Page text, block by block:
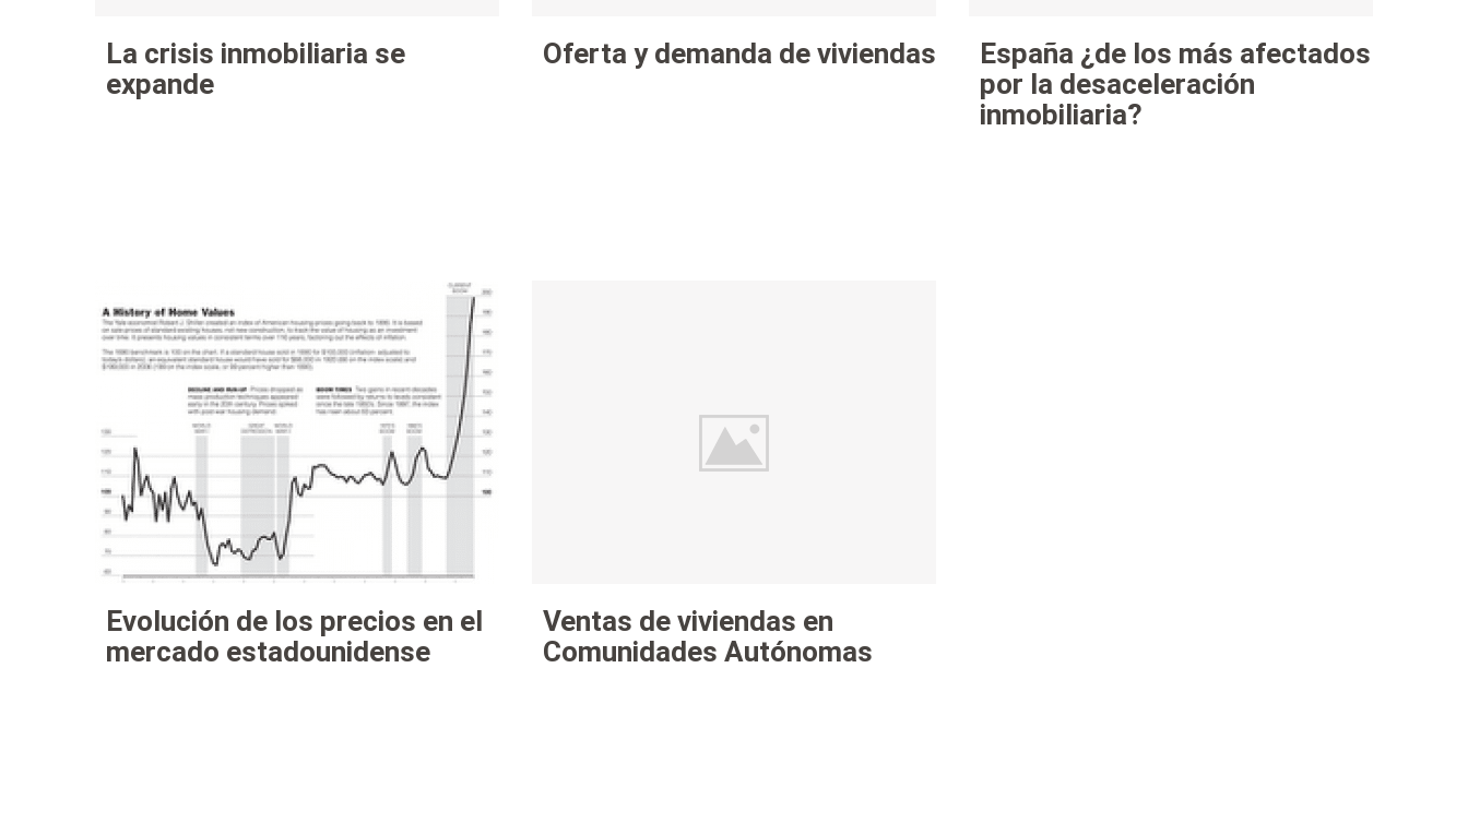
La crisis inmobiliaria se
expande
Oferta y demanda de viviendas
España ¿de los más afectados
por la desaceleración
inmobiliaria?
Evolución de los precios en el
mercado estadounidense
Ventas de viviendas en
Comunidades Autónomas